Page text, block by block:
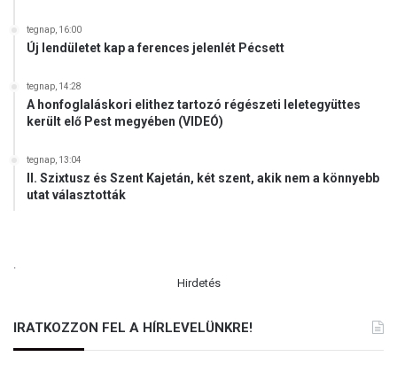
tegnap, 16:00
Új lendületet kap a ferences jelenlét Pécsett
tegnap, 14:28
A honfoglaláskori elithez tartozó régészeti leletegyüttes
került elő Pest megyében (VIDEÓ)
tegnap, 13:04
II. Szixtusz és Szent Kajetán, két szent, akik nem a könnyebb
utat választották
.
Hirdetés
IRATKOZZON FEL A HÍRLEVELÜNKRE!